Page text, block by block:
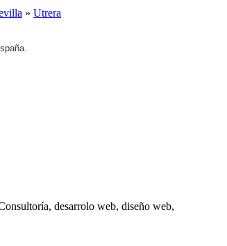
» Utrera
desarrolo web, diseño web,